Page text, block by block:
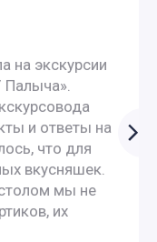
на экскурсии
Палыча».
и ответы на
что для
вкусняшек.
мы не
их